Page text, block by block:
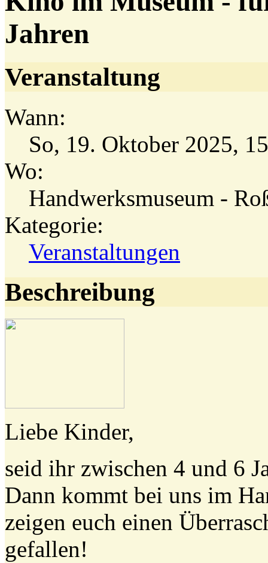
Jahren
Veranstaltung
Wann:
So, 19. Oktober 2025,
Wo:
Handwerksmuseum -
Kategorie:
Veranstaltungen
Beschreibung
Liebe Kinder,
seid ihr zwischen 4 und 6
Dann kommt bei uns im
zeigen euch einen
gefallen!